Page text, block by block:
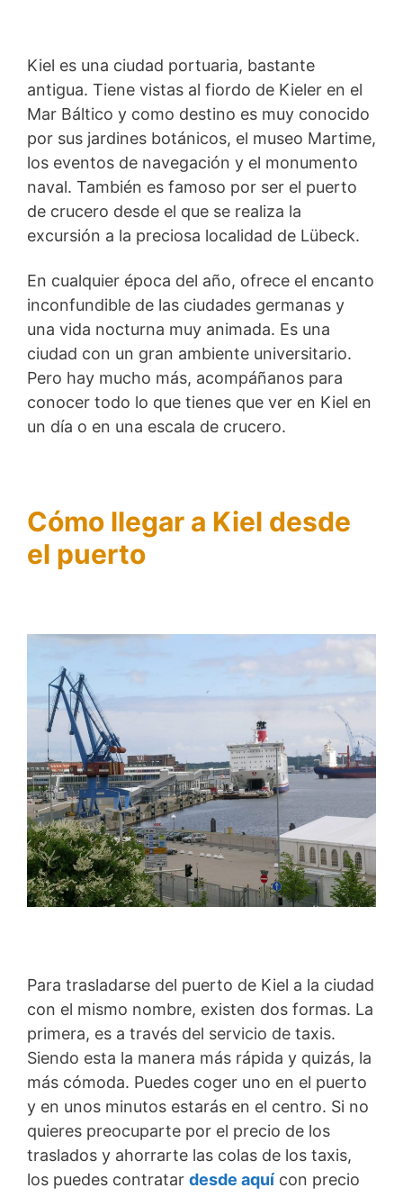
Kiel es una ciudad portuaria, bastante
antigua. Tiene vistas al fiordo de Kieler en el
Mar Báltico y como destino es muy conocido
por sus jardines botánicos, el museo Martime,
los eventos de navegación y el monumento
naval. También es famoso por ser el puerto
de crucero desde el que se realiza la
excursión a la preciosa localidad de Lübeck.
En cualquier época del año, ofrece el encanto
inconfundible de las ciudades germanas y
una vida nocturna muy animada. Es una
ciudad con un gran ambiente universitario.
Pero hay mucho más, acompáñanos para
conocer todo lo que tienes que ver en Kiel en
un día o en una escala de crucero.
Cómo llegar a Kiel desde
el puerto
Para trasladarse del puerto de Kiel a la ciudad
con el mismo nombre, existen dos formas. La
primera, es a través del servicio de taxis.
Siendo esta la manera más rápida y quizás, la
más cómoda. Puedes coger uno en el puerto
y en unos minutos estarás en el centro. Si no
quieres preocuparte por el precio de los
traslados y ahorrarte las colas de los taxis,
los puedes contratar desde aquí con precio